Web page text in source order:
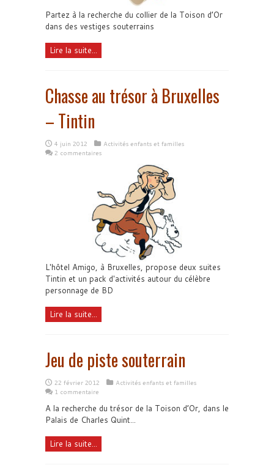
Partez à la recherche du collier de la Toison d’Or
dans des vestiges souterrains
Lire la suite...
Chasse au trésor à Bruxelles
– Tintin
4 juin 2012
Activités enfants et familles
2 commentaires
L'hôtel Amigo, à Bruxelles, propose deux suites
Tintin et un pack d'activités autour du célèbre
personnage de BD
Lire la suite...
Jeu de piste souterrain
22 février 2012
Activités enfants et familles
1 commentaire
A la recherche du trésor de la Toison d’Or, dans le
Palais de Charles Quint...
Lire la suite...